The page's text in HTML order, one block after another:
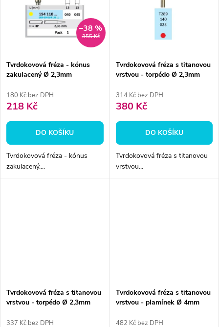
355 Kč
–38 %
Tvrdokovová fréza - kónus
zakulacený Ø 2,3mm
180 Kč bez DPH
218 Kč
DO KOŠÍKU
Tvrdokovová fréza - kónus
zakulacený....
Tvrdokovová fréza s titanovou
vrstvou - torpédo Ø 2,3mm
314 Kč bez DPH
380 Kč
DO KOŠÍKU
Tvrdokovová fréza s titanovou
vrstvou...
Tvrdokovová fréza s titanovou
vrstvou - torpédo Ø 2,3mm
337 Kč bez DPH
Tvrdokovová fréza s titanovou
vrstvou - plamínek Ø 4mm
482 Kč bez DPH